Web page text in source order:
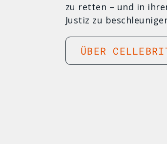
zu retten – und in
Justiz zu
ÜBER